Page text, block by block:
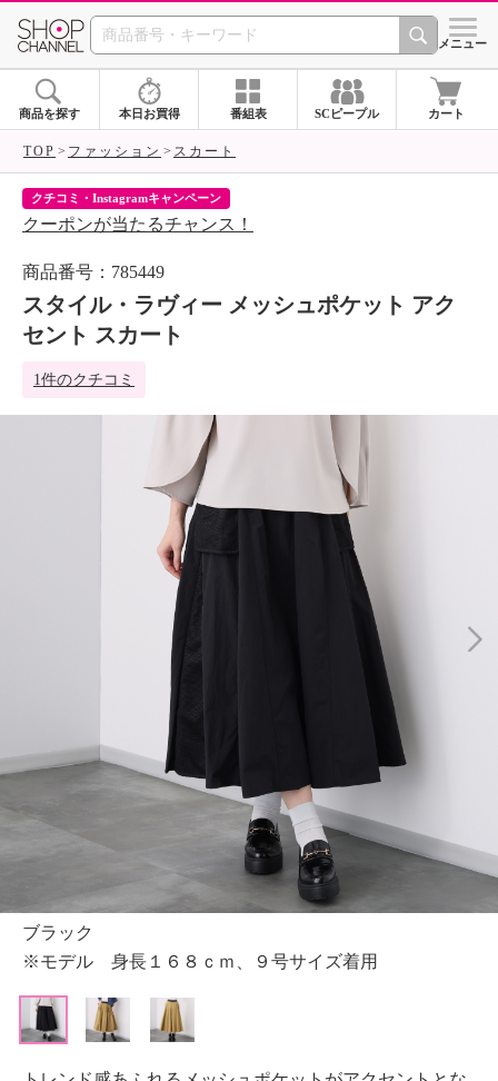
SHOP CHANNEL シメニュー
商品を探す 本日お買得 番組表 SCピープル カート
TOP ファッション スカート
クチコミ・Instagramキャンペーン
クーポンが当たるチャンス！
商品番号：785449
スタイル・ラヴィー メッシュポケット アク
セント スカート
1件のクチコミ
ブラック
※モデル 身長１６８ｃｍ、９号サイズ着用